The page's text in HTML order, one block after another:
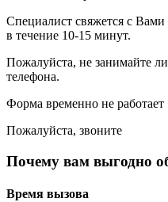
Специалист свяжется с Вами
в течение 10-15 минут.
Пожалуйста, не занимайте
телефона.
Форма временно не работает
Пожалуйста, звоните
Почему вам выгодно
Время вызова